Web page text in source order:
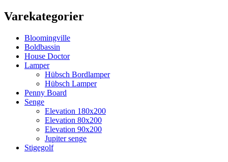
Varekategorier
Bloomingville
Boldbassin
House Doctor
Lamper
Hübsch Bordlamper
Hübsch Lamper
Penny Board
Senge
Elevation 180x200
Elevation 80x200
Elevation 90x200
Jupiter senge
Stigegolf